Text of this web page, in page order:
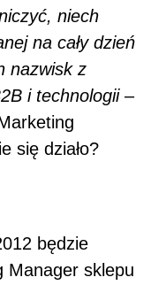
niech
na cały dzień
nazwisk z
i technologii –
się działo?
będzie
Manager sklepu